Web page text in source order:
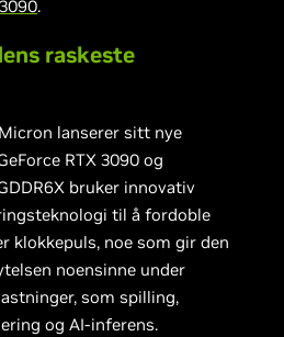
.
raskeste
lanserer sitt nye
RTX 3090 og
bruker innovativ
til å fordoble
klokkepuls, noe som gir den
noensinne under
som spilling,
og AI-inferens.